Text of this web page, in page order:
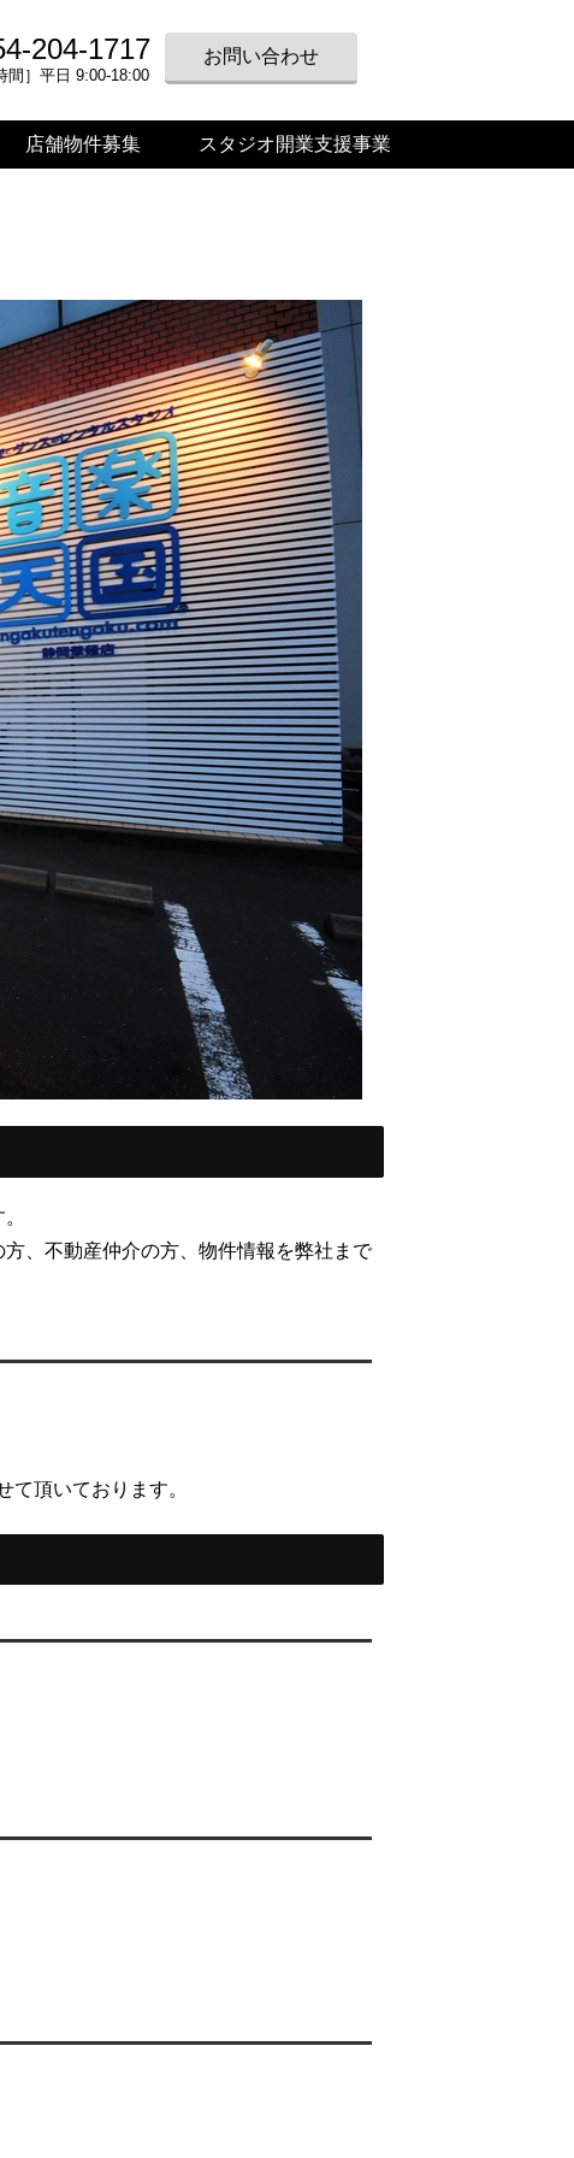
204-1717
間］平日 9:00-18:00
お問い合わせ
店舗物件募集 スタジオ開業支援事業
、不動産仲介の方、物件情報を弊社まで
頂いております。